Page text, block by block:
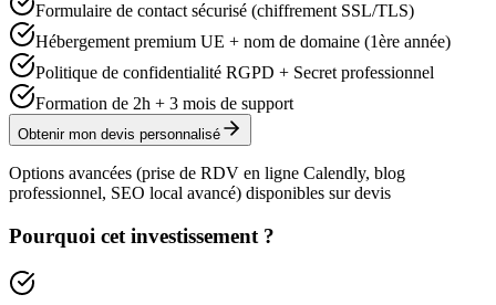
Formulaire de contact sécurisé (chiffrement SSL/TLS)
Hébergement premium UE + nom de domaine (1ère année)
Politique de confidentialité RGPD + Secret professionnel
Formation de 2h + 3 mois de support
Obtenir mon devis personnalisé
Options avancées (prise de RDV en ligne Calendly, blog
professionnel, SEO local avancé) disponibles sur devis
Pourquoi cet investissement ?